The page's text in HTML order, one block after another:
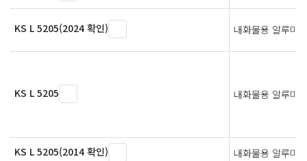
KS L 5205(2024 확인) 내화물용 알루미
KS L 5205 내화물용 알루미
KS L 5205(2014 확인) 내화물용 알루미